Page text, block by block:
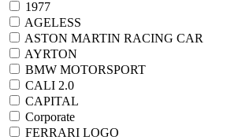
1977
AGELESS
ASTON MARTIN RACING CAR
AYRTON
BMW MOTORSPORT
CALI 2.0
CAPITAL
Corporate
FERRARI LOGO